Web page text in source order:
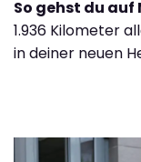
So gehst du auf
1.936 Kilometer
in deiner neuen